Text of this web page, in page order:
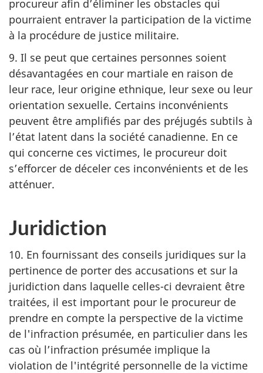
procureur afin d’éliminer les obstacles qui
pourraient entraver la participation de la victime
à la procédure de justice militaire.
9. Il se peut que certaines personnes soient
désavantagées en cour martiale en raison de
leur race, leur origine ethnique, leur sexe ou leur
orientation sexuelle. Certains inconvénients
peuvent être amplifiés par des préjugés subtils à
l’état latent dans la société canadienne. En ce
qui concerne ces victimes, le procureur doit
s’efforcer de déceler ces inconvénients et de les
atténuer.
Juridiction
10. En fournissant des conseils juridiques sur la
pertinence de porter des accusations et sur la
juridiction dans laquelle celles-ci devraient être
traitées, il est important pour le procureur de
prendre en compte la perspective de la victime
de l'infraction présumée, en particulier dans les
cas où l’infraction présumée implique la
violation de l'intégrité personnelle de la victime